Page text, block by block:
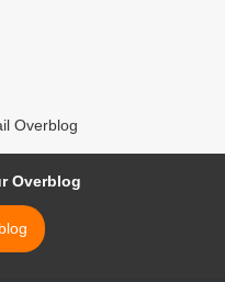
Overblog
Overblog